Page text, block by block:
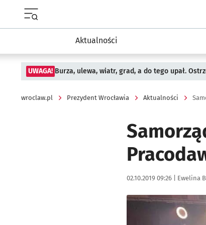
Aktualności
UWAGA! Burza, ulewa, wiatr, grad, a do tego upał.
wroclaw.pl Prezydent Wrocławia Aktualności
Data publikacji:
02.10.2019 09:26 | Autor:
Ewelina
Kliknij, aby